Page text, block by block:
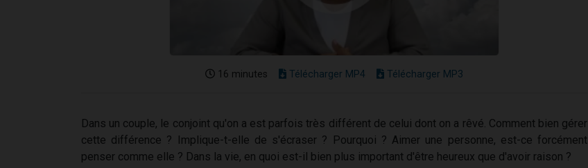
16 minutes Télécharger MP4 Télécharger MP3
Dans un couple, le conjoint qu'on a est parfois très différent de celui dont on a rêvé. Comment bien gérer
cette différence ? Implique-t-elle de s'écraser ? Pourquoi ? Aimer une personne, est-ce forcément
penser comme elle ? Dans la vie, en quoi est-il bien plus important d'être heureux que d'avoir raison ?